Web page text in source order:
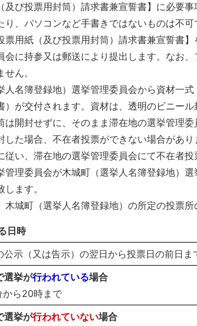
及び投票用封筒）請求書兼宣誓書】に必要
り、パソコンなど手書きではないものは不可
票用紙（及び投票用封筒）請求書兼宣誓書】
会に持参又は郵送により提出します。なお
ん。
人名簿登録地）選挙管理委員会から資材一
）が交付されます。資材は、透明のビニール
は開封せずに、そのまま滞在地の選挙管理
した場合、不在者投票ができない場合があり
従い、滞在地の選挙管理委員会にて不在者投
管理委員会が木城町（選挙人名簿登録地）
ます。
木城町（選挙人名簿登録地）の所定の投票所
日時
公示（又は告示）の翌日から投票日の前日ま
選挙が行われている場合
ら20時まで
選挙が行われていない場合